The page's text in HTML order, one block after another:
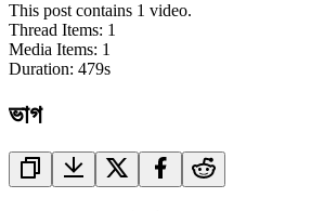
This post contains 1 video.
Thread Items: 1
Media Items: 1
Duration: 479s
ভাগ